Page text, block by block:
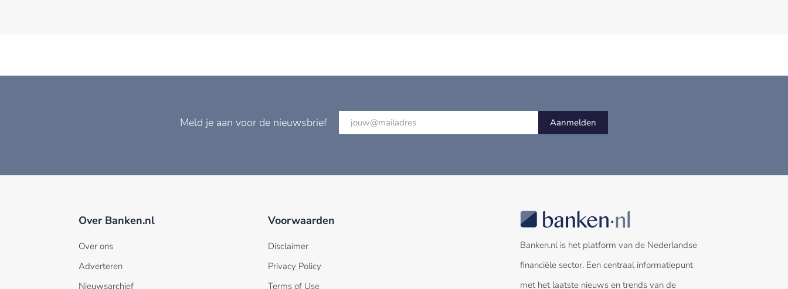
Meld je aan voor de nieuwsbrief Aanmelden
Over Banken.nl
Over ons
Adverteren
Nieuwsarchief
Voorwaarden
Disclaimer
Privacy Policy
Terms of Use
Banken.nl is het platform van de Nederlandse
financiële sector. Een centraal informatiepunt
met het laatste nieuws en trends van de